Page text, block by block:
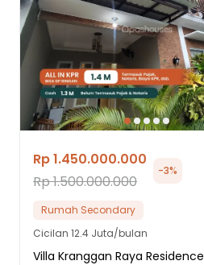
Rp 1.450.000.000
Rp 1.500.000.000
-3%
Rumah Secondary
Cicilan 12.4 Juta/bulan
Villa Kranggan Raya Residence